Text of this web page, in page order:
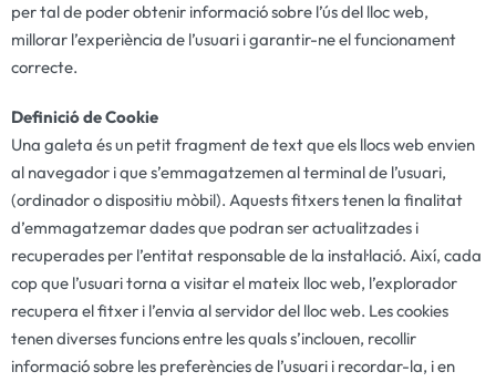
per tal de poder obtenir informació sobre l’ús del lloc web,
millorar l’experiència de l’usuari i garantir-ne el funcionament
correcte.
Definició de Cookie
Una galeta és un petit fragment de text que els llocs web envien
al navegador i que s’emmagatzemen al terminal de l’usuari,
(ordinador o dispositiu mòbil). Aquests fitxers tenen la finalitat
d’emmagatzemar dades que podran ser actualitzades i
recuperades per l’entitat responsable de la instal·lació. Així, cada
cop que l’usuari torna a visitar el mateix lloc web, l’explorador
recupera el fitxer i l’envia al servidor del lloc web. Les cookies
tenen diverses funcions entre les quals s’inclouen, recollir
informació sobre les preferències de l’usuari i recordar-la, i en